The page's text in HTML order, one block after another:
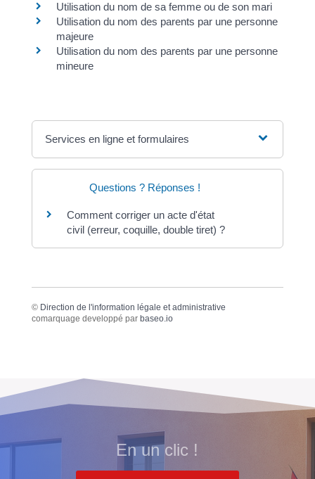
Utilisation du nom de sa femme ou de son mari
Utilisation du nom des parents par une personne
majeure
Utilisation du nom des parents par une personne
mineure
Services en ligne et formulaires
Questions ? Réponses !
Comment corriger un acte d'état
civil (erreur, coquille, double tiret) ?
© Direction de l'information légale et administrative
comarquage developpé par baseo.io
En un clic !